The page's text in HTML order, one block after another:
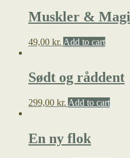
Muskler & Magi
49,00 kr. Add to cart
Sødt og råddent
299,00 kr. Add to cart
En ny flok